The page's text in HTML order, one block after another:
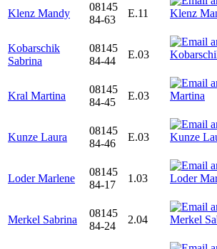
Klenz Mandy
08145
84-63
E.11
Kobarschik
Sabrina
08145
84-44
E.03
Kral Martina
08145
84-45
E.03
Kunze Laura
08145
84-46
E.03
Loder Marlene
08145
84-17
1.03
Merkel Sabrina
08145
84-24
2.04